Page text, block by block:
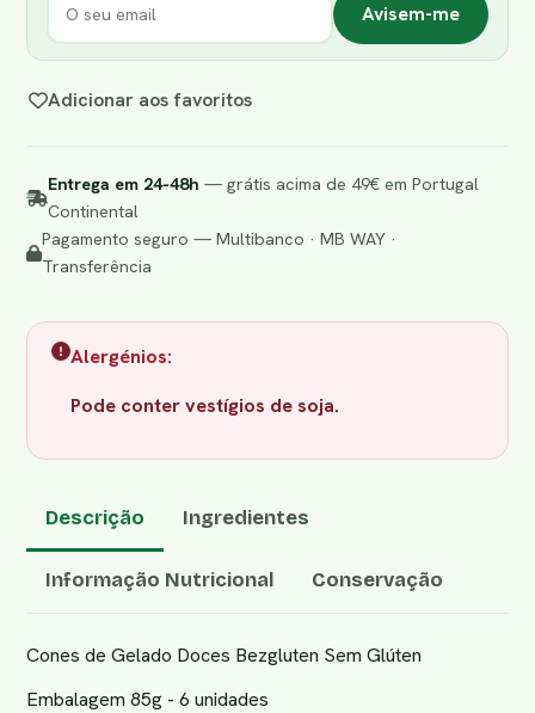
Avisem-me
Adicionar aos favoritos
Entrega em 24-48h — grátis acima de 49€ em Portugal
Continental
Pagamento seguro — Multibanco · MB WAY ·
Transferência
Alergénios:
Pode conter vestígios de soja.
Descrição Ingredientes
Informação Nutricional Conservação
Cones de Gelado Doces Bezgluten Sem Glúten
Embalagem 85g - 6 unidades